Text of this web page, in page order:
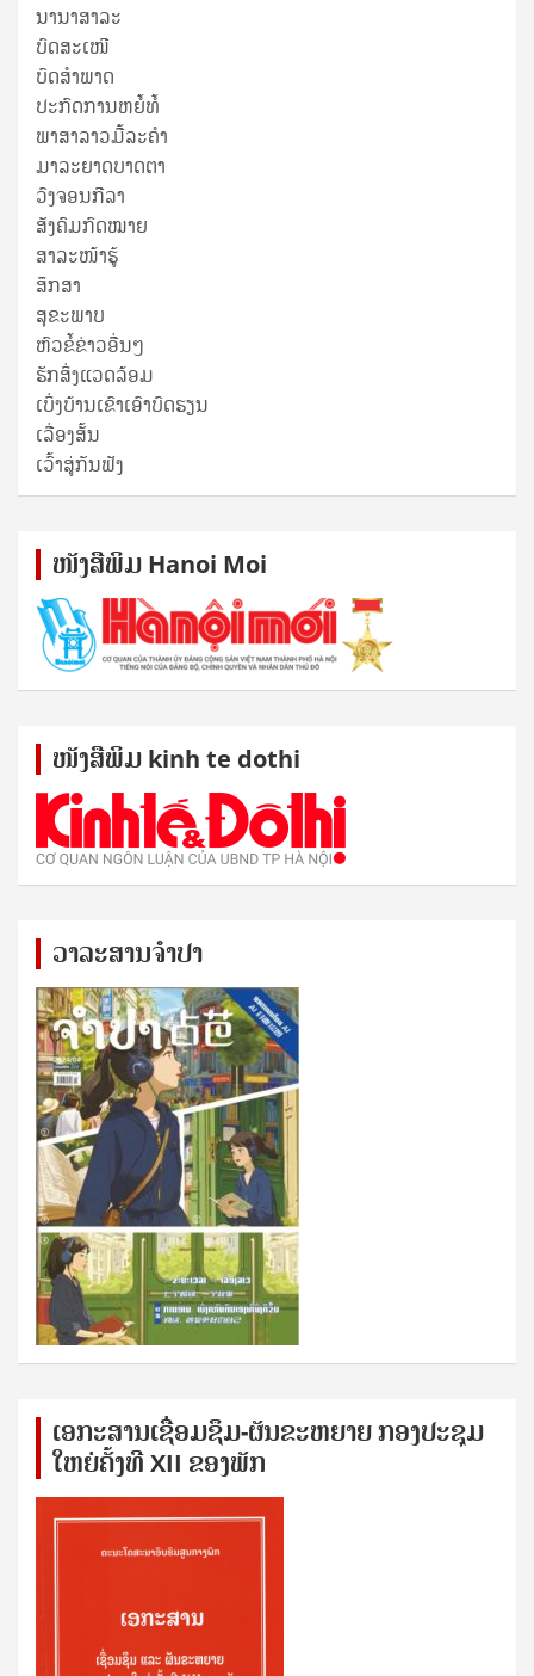
ນານາສາລະ
ບົດສະເໜີ
ບົດສໍາພາດ
ປະກົດການຫຍໍ້ທໍ້
ພາສາລາວມື້ລະຄຳ
ມາລະຍາດບາດຕາ
ວົງຈອນກີລາ
ສັງຄົມກົດໝາຍ
ສາລະໜ້າຮູ້
ສຶກສາ
ສຸ​ຂະ​ພາບ
ຫົວຂໍ້ຂ່າວອື່ນໆ
ຮັກສິ່ງແວດລ້ອມ
ເບິ່ງບ້ານເຂົາເອົາບົດຮຽນ
ເລື່ອງສັ້ນ
ເວົ້າສູ່ກັນຟັງ
ໜັງ​ສື​ພິມ Hanoi Moi
ໜັງ​ສື​ພິມ kinh te dothi
ວາລະສານຈຳປາ
ເອກ​ະ​ສານ​ເຊ​ື່ອມ​ຊ​ຶມ-ຜັນ​ຂະ​ຫ​ຍາຍ ກອງ​ປະ​ຊຸມ​
ໃຫຍ່​ຄັ້ງ​ທີ XII ຂອງ​ພັກ